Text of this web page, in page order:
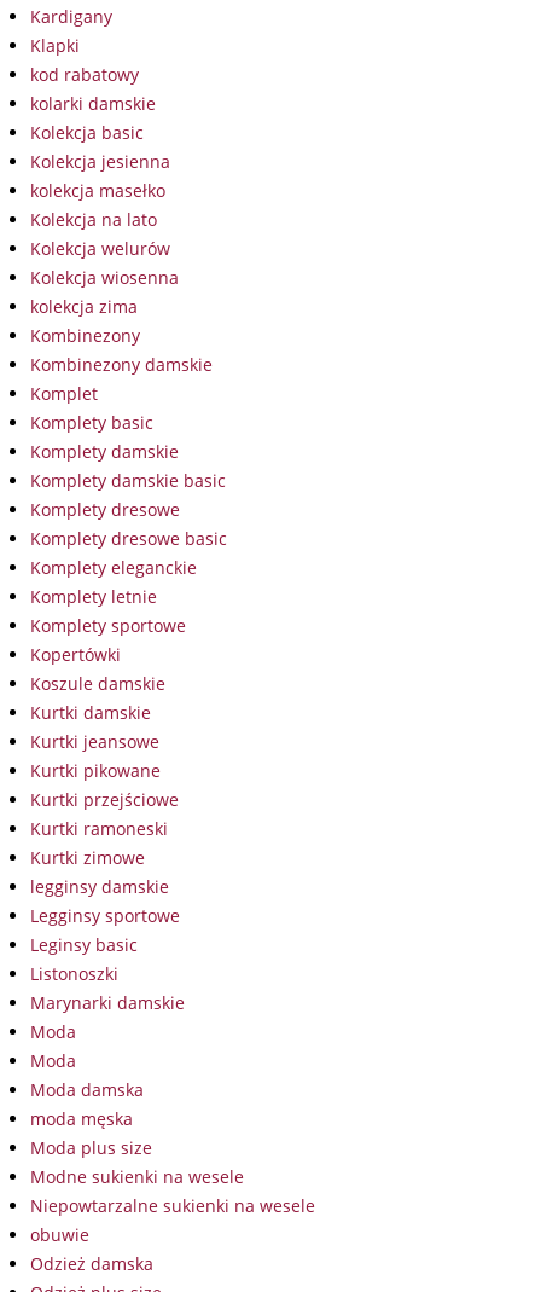
Kardigany
Klapki
kod rabatowy
kolarki damskie
Kolekcja basic
Kolekcja jesienna
kolekcja masełko
Kolekcja na lato
Kolekcja welurów
Kolekcja wiosenna
kolekcja zima
Kombinezony
Kombinezony damskie
Komplet
Komplety basic
Komplety damskie
Komplety damskie basic
Komplety dresowe
Komplety dresowe basic
Komplety eleganckie
Komplety letnie
Komplety sportowe
Kopertówki
Koszule damskie
Kurtki damskie
Kurtki jeansowe
Kurtki pikowane
Kurtki przejściowe
Kurtki ramoneski
Kurtki zimowe
legginsy damskie
Legginsy sportowe
Leginsy basic
Listonoszki
Marynarki damskie
Moda
Moda
Moda damska
moda męska
Moda plus size
Modne sukienki na wesele
Niepowtarzalne sukienki na wesele
obuwie
Odzież damska